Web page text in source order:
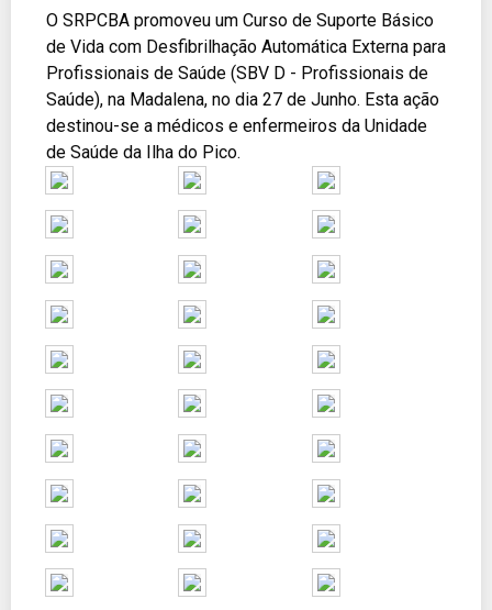
O SRPCBA promoveu um Curso de Suporte Básico
de Vida com Desfibrilhação Automática Externa para
Profissionais de Saúde (SBV D - Profissionais de
Saúde), na Madalena, no dia 27 de Junho. Esta ação
destinou-se a médicos e enfermeiros da Unidade
de Saúde da Ilha do Pico.